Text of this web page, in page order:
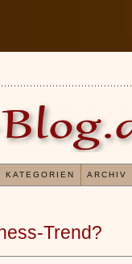
Trend?
KATEGORIEN ARCHIV